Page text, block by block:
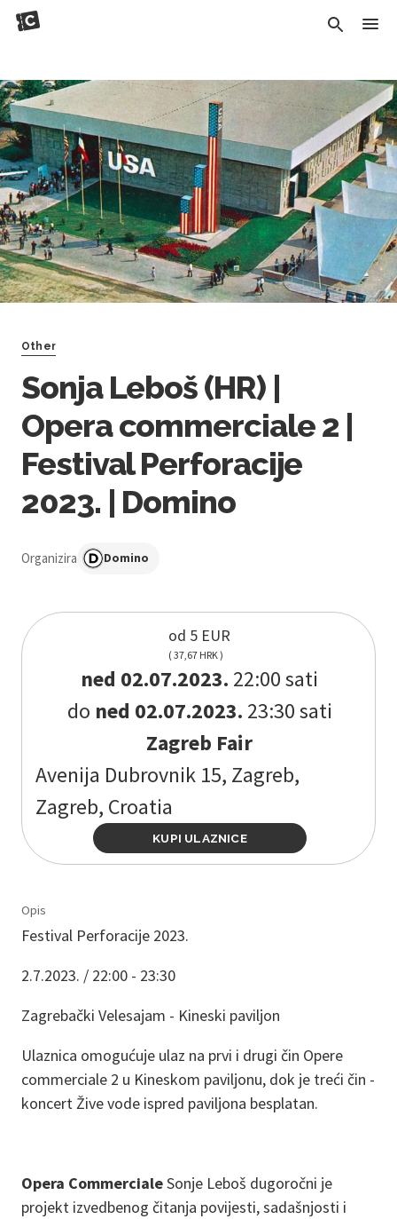
Other
Sonja Leboš (HR) |
Opera commerciale 2 |
Festival Perforacije
2023. | Domino
Organizira Domino
od 5 EUR
( 37,67 HRK )
ned 02.07.2023. 22:00 sati
do ned 02.07.2023. 23:30 sati
Zagreb Fair
Avenija Dubrovnik 15, Zagreb,
Zagreb, Croatia
KUPI ULAZNICE
Opis
Festival Perforacije 2023.
2.7.2023. / 22:00 - 23:30
Zagrebački Velesajam - Kineski paviljon
Ulaznica omogućuje ulaz na prvi i drugi čin Opere
commerciale 2 u Kineskom paviljonu, dok je treći čin -
koncert Žive vode ispred paviljona besplatan.
Opera CommercialeSonje Leboš dugoročni je
projekt izvedbenog čitanja povijesti, sadašnjosti i